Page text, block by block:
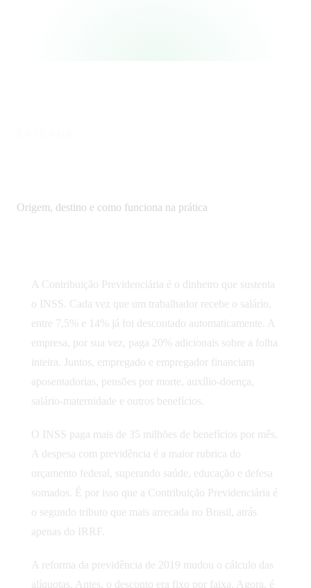
Origem, destino e como funciona na prática
A Contribuição Previdenciária é o dinheiro que sustenta
o INSS. Cada vez que um trabalhador recebe o salário,
entre 7,5% e 14% já foi descontado automaticamente. A
empresa, por sua vez, paga 20% adicionais sobre a folha
inteira. Juntos, empregado e empregador financiam
aposentadorias, pensões por morte, auxílio-doença,
salário-maternidade e outros benefícios.
O INSS paga mais de 35 milhões de benefícios por mês.
A despesa com previdência é a maior rubrica do
orçamento federal, superando saúde, educação e defesa
somados. É por isso que a Contribuição Previdenciária é
o segundo tributo que mais arrecada no Brasil, atrás
apenas do IRRF.
A reforma da previdência de 2019 mudou o cálculo das
alíquotas. Antes, o desconto era fixo por faixa. Agora, é